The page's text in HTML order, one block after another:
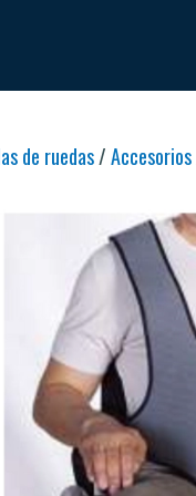
de ruedas/Accesorios